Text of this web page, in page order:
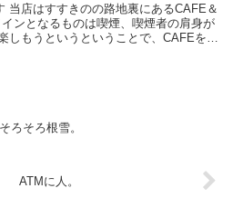
当店はすすきのの路地裏にあるCAFE＆
ンとなるものは喫煙、喫煙者の肩身が
しもうというということで、CAFEを名
そろそろ根雪。
ATMに人。